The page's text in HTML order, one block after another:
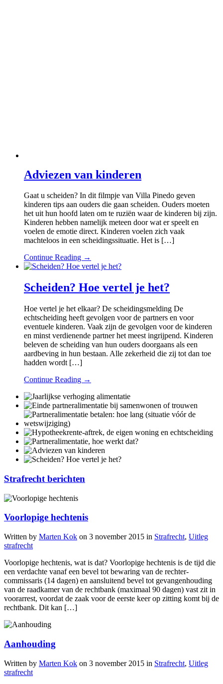
Adviezen van kinderen
Gaat u scheiden? In dit filmpje van Villa Pinedo geven
kinderen tips aan ouders die gaan scheiden. Ouders moeten
het uit hun hoofd laten om te ruziën waar de kinderen bij zijn.
Kinderen hebben namelijk meteen door wat er speelt en
voelen de emotie direct. Kinderen voelen zich vaak
machteloos in een scheidingssituatie. Het is […]
Continue Reading →
Scheiden? Hoe vertel je het?
Hoe vertel je het elkaar? De scheidingsmelding De
echtscheiding heeft gevolgen voor de partners en voor
eventuele kinderen. Vaak zijn de gevolgen voor de kinderen
en minst verdienende partner het meest ingrijpend. Kinderen
beleven de scheiding van hun ouders doorgaans als een
aardbeving in hun bestaan. Alle zekerheid die zij tot dan toe
hadden wordt […]
Continue Reading →
Strafrecht berichten
Voorlopige hechtenis
Written by Marten Kok on 3 november 2015 in Strafrecht, Uitleg
strafrecht
Voorlopige hechtenis, wat is dat? Voorlopige hechtenis is de tijd die
een verdachte vanaf een bevel tot bewaring van de rechter-
commissaris (14 dagen) en aansluitend bevel tot gevangenhouding
van de raadkamer van de rechtbank (maximaal 90 dagen) vast zit in
voorarrest, voordat de zaak voor de eerste keer op zitting komt bij de
rechtbank. Dit kan […]
Aanhouding
Written by Marten Kok on 3 november 2015 in Strafrecht, Uitleg
strafrecht